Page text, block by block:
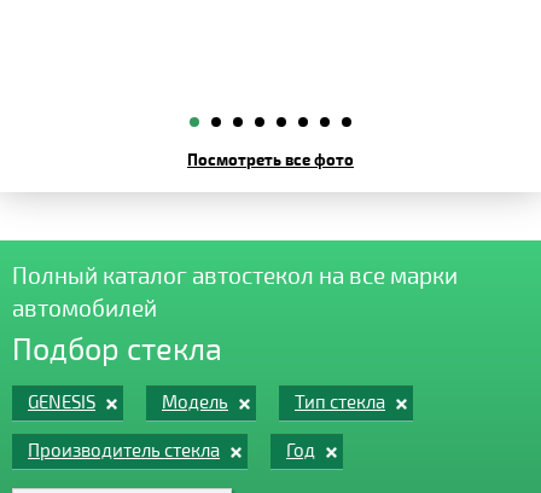
Посмотреть все фото
Полный каталог автостекол на все марки
автомобилей
Подбор стекла
GENESIS Модель Тип стекла
Производитель стекла Год